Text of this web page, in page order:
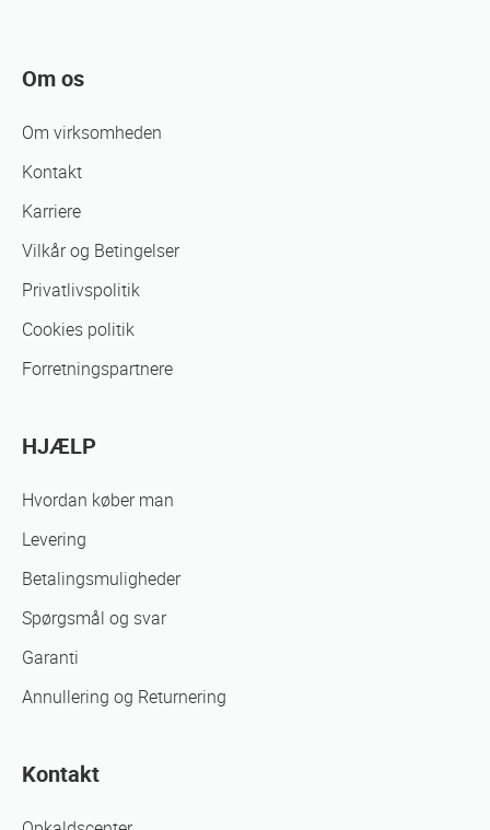
Om os
Om virksomheden
Kontakt
Karriere
Vilkår og Betingelser
Privatlivspolitik
Cookies politik
Forretningspartnere
HJÆLP
Hvordan køber man
Levering
Betalingsmuligheder
Spørgsmål og svar
Garanti
Annullering og Returnering
Kontakt